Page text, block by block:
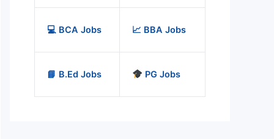
💻 BCA Jobs 📈 BBA Jobs
📘 B.Ed Jobs PG Jobs